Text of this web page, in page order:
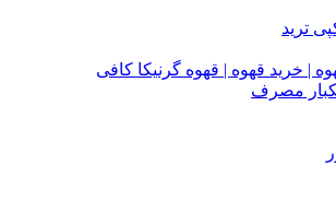
ترید
| خرید قهوه | قهوه گرنیکا کافی
مصرف